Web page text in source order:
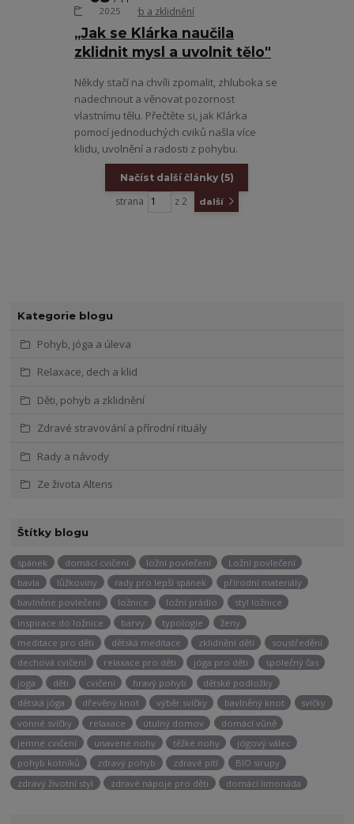
Kategorie blogu
Pohyb, jóga a úleva
Relaxace, dech a klid
Děti, pohyb a zklidnění
Zdravé stravování a přírodní rituály
Rady a návody
Ze života Altens
Štítky blogu
spánek domácí cvičení ložní povlečení
Ložní povlečení
bavla
lůžkoviny rady pro lepší spánek
přírodní materiály
bavlněné povlečení
ložnice ložní prádlo
styl ložnice
inspirace do ložnice
barvy typologie
ženy
meditace pro děti
dětská meditace zklidnění dětí
soustředění
dechová cvičení
relaxace pro děti jóga pro děti
společný čas
joga
děti cvičení hravý pohyb
dětské podložky
dětská jóga
dřevěný knot výběr svíčky bavlněný knot
svíčky
vonné svíčky
relaxace útulný domov
domácí vůně
jemné cvičení
unavené nohy těžké nohy
jógový válec
pohyb kotníků
zdravý pohyb zdravé pití
BIO sirupy
zdravý životní styl
zdravé nápoje pro děti domácí limonáda
„Jak se Klárka naučila
zklidnit mysl a uvolnit tělo"
2025
Děti, pohyb a zklidnění
Někdy stačí na chvíli zpomalit, zhluboka se
nadechnout a věnovat pozornost
vlastnímu tělu. Přečtěte si, jak Klárka
pomocí jednoduchých cviků našla více
klidu, uvolnění a radosti z pohybu.
Načíst další články (5)
strana z 2 další